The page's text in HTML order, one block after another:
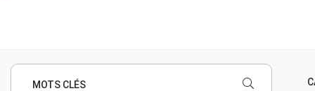
MOTS CLÉS